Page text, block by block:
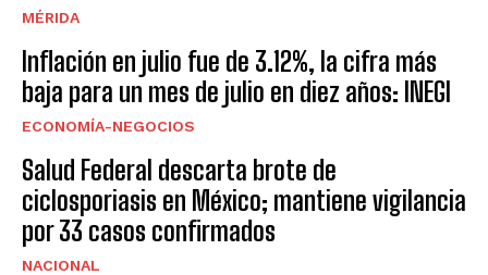
MÉRIDA
Inflación en julio fue de 3.12%, la cifra más
baja para un mes de julio en diez años: INEGI
ECONOMÍA-NEGOCIOS
Salud Federal descarta brote de
ciclosporiasis en México; mantiene vigilancia
por 33 casos confirmados
NACIONAL